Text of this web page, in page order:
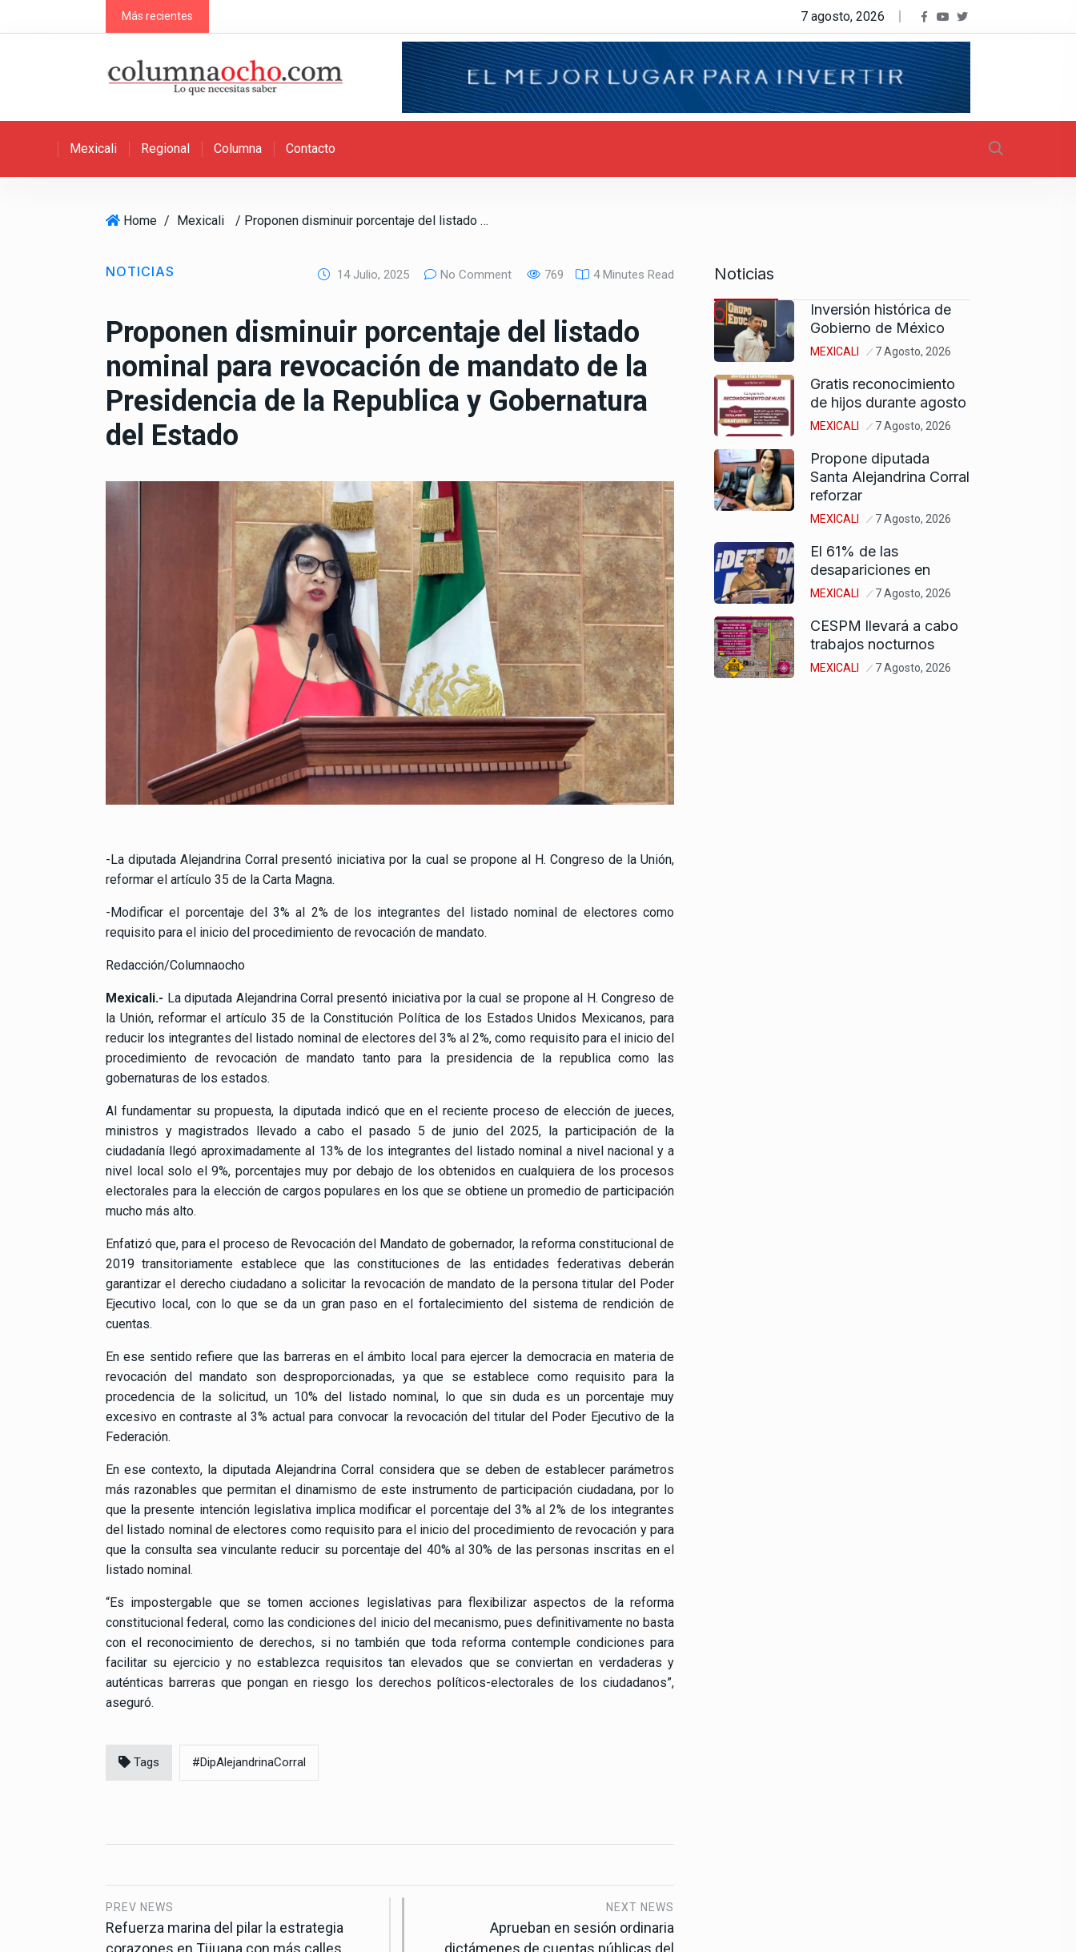
k
Más recientes 7 agosto, 2026
Mexicali Regional Columna Contacto
Home / Mexicali / Proponen disminuir porcentaje del listado nominal para revocación de mandato de la Presidencia de la Republica y Gobernatura del Estado
NOTICIAS 14 Julio, 2025 No Comment 769 4 Minutes Read
Proponen disminuir porcentaje del listado
nominal para revocación de mandato de la
Presidencia de la Republica y Gobernatura
del Estado
-La diputada Alejandrina Corral presentó iniciativa por la cual se propone al H. Congreso de la Unión,
reformar el artículo 35 de la Carta Magna.
-Modificar el porcentaje del 3% al 2% de los integrantes del listado nominal de electores como
requisito para el inicio del procedimiento de revocación de mandato.
Redacción/Columnaocho
Mexicali.- La diputada Alejandrina Corral presentó iniciativa por la cual se propone al H. Congreso de
la Unión, reformar el artículo 35 de la Constitución Política de los Estados Unidos Mexicanos, para
reducir los integrantes del listado nominal de electores del 3% al 2%, como requisito para el inicio del
procedimiento de revocación de mandato tanto para la presidencia de la republica como las
gobernaturas de los estados.
Al fundamentar su propuesta, la diputada indicó que en el reciente proceso de elección de jueces,
ministros y magistrados llevado a cabo el pasado 5 de junio del 2025, la participación de la
ciudadanía llegó aproximadamente al 13% de los integrantes del listado nominal a nivel nacional y a
nivel local solo el 9%, porcentajes muy por debajo de los obtenidos en cualquiera de los procesos
electorales para la elección de cargos populares en los que se obtiene un promedio de participación
mucho más alto.
Enfatizó que, para el proceso de Revocación del Mandato de gobernador, la reforma constitucional de
2019 transitoriamente establece que las constituciones de las entidades federativas deberán
garantizar el derecho ciudadano a solicitar la revocación de mandato de la persona titular del Poder
Ejecutivo local, con lo que se da un gran paso en el fortalecimiento del sistema de rendición de
cuentas.
En ese sentido refiere que las barreras en el ámbito local para ejercer la democracia en materia de
revocación del mandato son desproporcionadas, ya que se establece como requisito para la
procedencia de la solicitud, un 10% del listado nominal, lo que sin duda es un porcentaje muy
excesivo en contraste al 3% actual para convocar la revocación del titular del Poder Ejecutivo de la
Federación.
En ese contexto, la diputada Alejandrina Corral considera que se deben de establecer parámetros
más razonables que permitan el dinamismo de este instrumento de participación ciudadana, por lo
que la presente intención legislativa implica modificar el porcentaje del 3% al 2% de los integrantes
del listado nominal de electores como requisito para el inicio del procedimiento de revocación y para
que la consulta sea vinculante reducir su porcentaje del 40% al 30% de las personas inscritas en el
listado nominal.
“Es impostergable que se tomen acciones legislativas para flexibilizar aspectos de la reforma
constitucional federal, como las condiciones del inicio del mecanismo, pues definitivamente no basta
con el reconocimiento de derechos, si no también que toda reforma contemple condiciones para
facilitar su ejercicio y no establezca requisitos tan elevados que se conviertan en verdaderas y
auténticas barreras que pongan en riesgo los derechos políticos-electorales de los ciudadanos”,
aseguró.
Tags #DipAlejandrinaCorral
PREV NEWS
Refuerza marina del pilar la estrategia
NEXT NEWS
Aprueban en sesión ordinaria
Noticias
Inversión histórica de
Gobierno de México
MEXICALI 7 Agosto, 2026
Gratis reconocimiento
de hijos durante agosto
MEXICALI 7 Agosto, 2026
Propone diputada
Santa Alejandrina Corral
reforzar
MEXICALI 7 Agosto, 2026
El 61% de las
desapariciones en
MEXICALI 7 Agosto, 2026
CESPM llevará a cabo
trabajos nocturnos
MEXICALI 7 Agosto, 2026